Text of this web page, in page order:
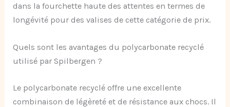
dans la fourchette haute des attentes en termes de
longévité pour des valises de cette catégorie de prix.
Quels sont les avantages du polycarbonate recyclé
utilisé par Spilbergen ?
Le polycarbonate recyclé offre une excellente
combinaison de légèreté et de résistance aux chocs. Il